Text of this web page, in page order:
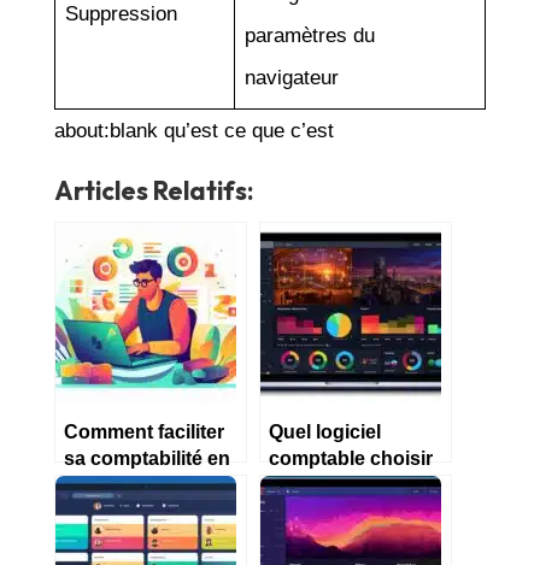
Suppression
paramètres du
navigateur
about:blank qu’est ce que c’est
Articles Relatifs:
Comment faciliter
sa comptabilité en
tant qu’auto
entrepreneur ?
Quel logiciel
comptable choisir
pour la LMNP en
2023?